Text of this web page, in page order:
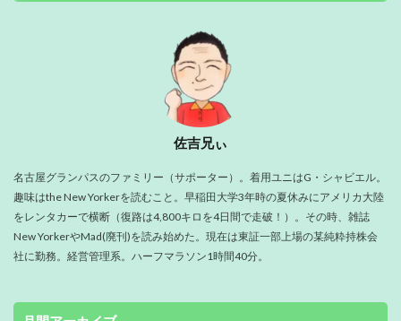
佐吉兄ぃ
名古屋グランパスのファミリー（サポーター）。着用ユニはG・シャビエル。
趣味はthe New Yorkerを読むこと。早稲田大学3年時の夏休みにアメリカ大陸
をレンタカーで横断（復路は4,800キロを4日間で走破！）。その時、雑誌
New YorkerやMad(廃刊)を読み始めた。現在は東証一部上場の某純粋持株会
社に勤務。経営管理系。ハーフマラソン1時間40分。